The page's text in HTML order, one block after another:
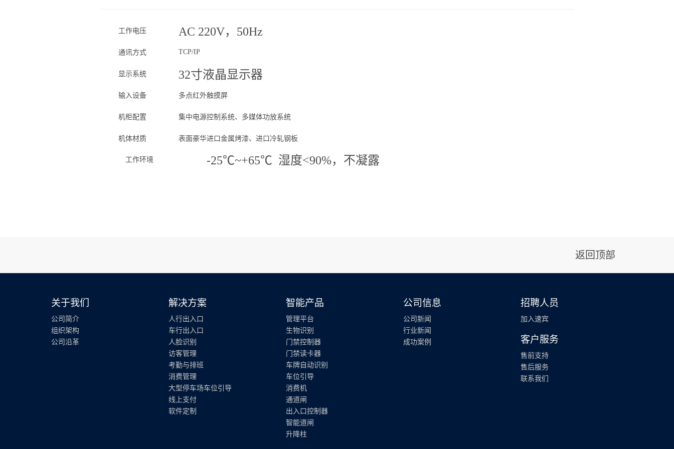
工作电压 AC 220V，50Hz
通讯方式 TCP/IP
显示系统 32寸液晶显示器
输入设备 多点红外触摸屏
机柜配置 集中电源控制系统、多媒体功放系统
机体材质 表面豪华进口金属烤漆、进口冷轧钢板
工作环境 -25℃~+65℃ 湿度<90%，不凝露
返回顶部
关于我们
公司简介
组织架构
公司沿革
解决方案
人行出入口
车行出入口
人脸识别
访客管理
考勤与排班
消费管理
大型停车场车位引导
线上支付
软件定制
智能产品
管理平台
生物识别
门禁控制器
门禁读卡器
车牌自动识别
车位引导
消费机
通道闸
出入口控制器
智能道闸
升降柱
公司信息
公司新闻
行业新闻
成功案例
招聘人员
加入速宾
客户服务
售前支持
售后服务
联系我们